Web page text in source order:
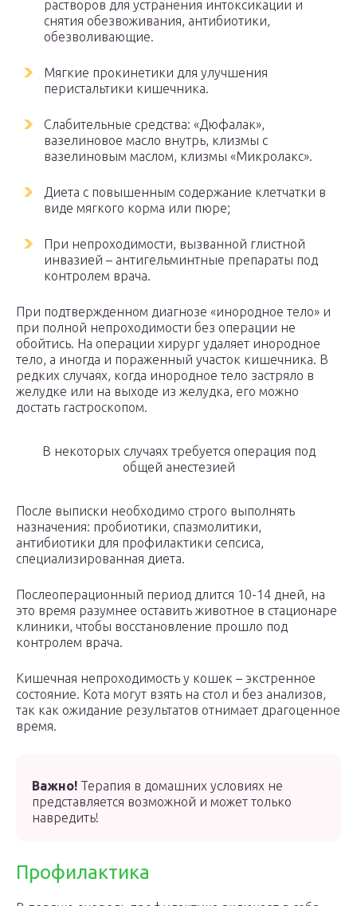
растворов для устранения интоксикации и
снятия обезвоживания, антибиотики,
обезволивающие.
Мягкие прокинетики для улучшения
перистальтики кишечника.
Слабительные средства: «Дюфалак»,
вазелиновое масло внутрь, клизмы с
вазелиновым маслом, клизмы «Микролакс».
Диета с повышенным содержание клетчатки в
виде мягкого корма или пюре;
При непроходимости, вызванной глистной
инвазией – антигельминтные препараты под
контролем врача.
При подтвержденном диагнозе «инородное тело» и
при полной непроходимости без операции не
обойтись. На операции хирург удаляет инородное
тело, а иногда и пораженный участок кишечника. В
редких случаях, когда инородное тело застряло в
желудке или на выходе из желудка, его можно
достать гастроскопом.
В некоторых случаях требуется операция под
общей анестезией
После выписки необходимо строго выполнять
назначения: пробиотики, спазмолитики,
антибиотики для профилактики сепсиса,
специализированная диета.
Послеоперационный период длится 10-14 дней, на
это время разумнее оставить животное в стационаре
клиники, чтобы восстановление прошло под
контролем врача.
Кишечная непроходимость у кошек – экстренное
состояние. Кота могут взять на стол и без анализов,
так как ожидание результатов отнимает драгоценное
время.
Важно! Терапия в домашних условиях не
представляется возможной и может только
навредить!
Профилактика